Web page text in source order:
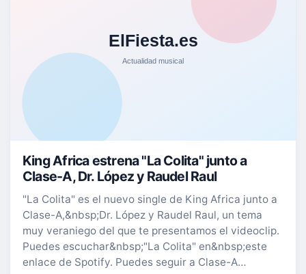
King Africa estrena "La Colita" junto a
Clase-A, Dr. López y Raudel Raul
"La Colita" es el nuevo single de King Africa junto a
Clase-A,&nbsp;Dr. López y Raudel Raul, un tema
muy veraniego del que te presentamos el videoclip.
Puedes escuchar&nbsp;"La Colita" en&nbsp;este
enlace de Spotify. Puedes seguir a Clase-A…